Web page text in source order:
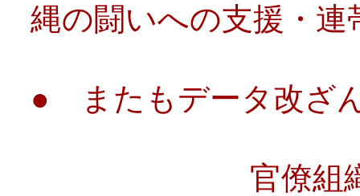
縄の闘いへの支援・連
● またもデータ改ざ
官僚組織の忖